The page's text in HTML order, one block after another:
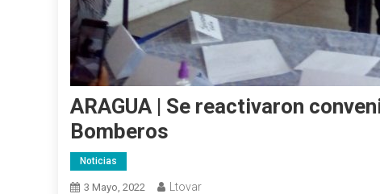
ARAGUA | Se reactivaron
Bomberos
Noticias
3 Mayo, 2022 Ltovar